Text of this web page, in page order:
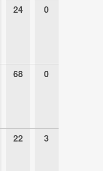
24 0
68 0
22 3